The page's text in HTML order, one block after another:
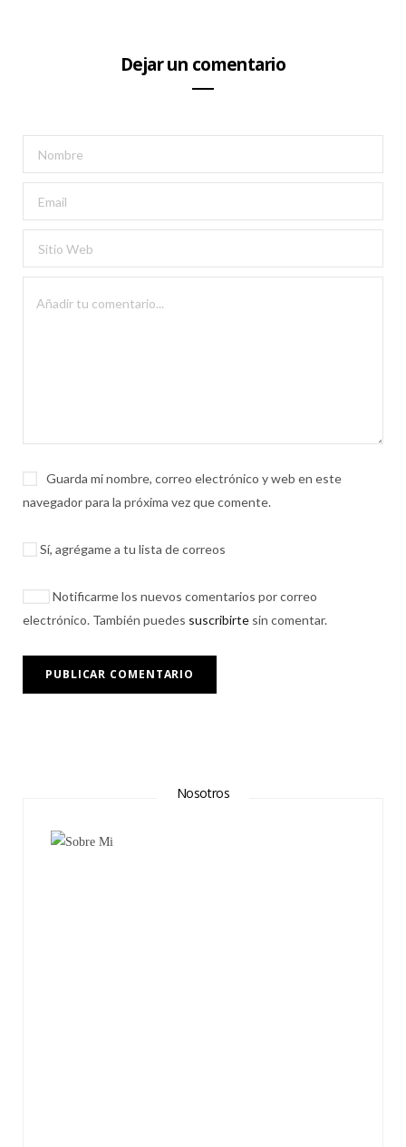
Dejar un comentario
Guarda mi nombre, correo electrónico y web en este
navegador para la próxima vez que comente.
Sí, agrégame a tu lista de correos
Notificarme los nuevos comentarios por correo
electrónico. También puedes suscribirte sin comentar.
Nosotros